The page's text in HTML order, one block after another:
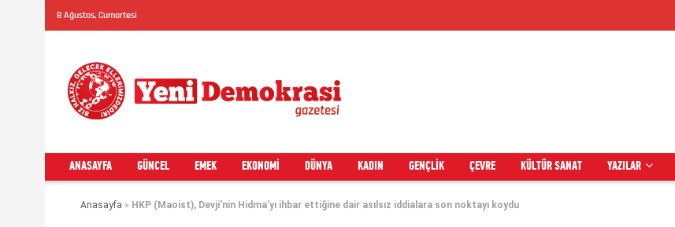
8 Ağustos, Cumartesi
ANASAYFA GÜNCEL EMEK EKONOMI DÜNYA KADIN GENÇLIK ÇEVRE KÜLTÜR SANAT YAZILAR
Anasayfa » HKP (Maoist), Devji’nin Hidma’yı ihbar ettiğine dair asılsız iddialara son noktayı koydu